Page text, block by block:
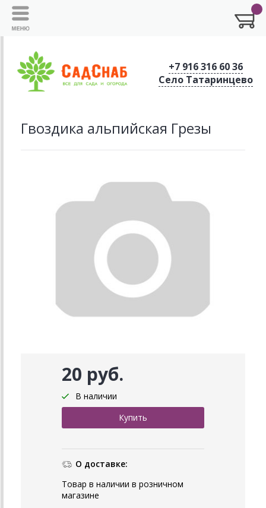
+7 916 316 60 36
Село Татаринцево
Гвоздика альпийская Грезы
20 руб.
В наличии
О доставке:
Товар в наличии в розничном
магазине